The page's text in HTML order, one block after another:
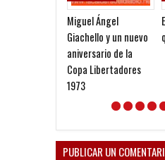
Miguel Ángel
Giachello y un nuevo
aniversario de la
Copa Libertadores
1973
PUBLICAR UN